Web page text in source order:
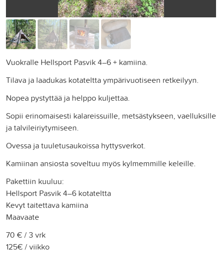
Vuokralle Hellsport Pasvik 4–6 + kamiina.
Tilava ja laadukas kotateltta ympärivuotiseen retkeilyyn.
Nopea pystyttää ja helppo kuljettaa.
Sopii erinomaisesti kalareissuille, metsästykseen, vaelluksille
ja talvileiriytymiseen.
Ovessa ja tuuletusaukoissa hyttysverkot.
Kamiinan ansiosta soveltuu myös kylmemmille keleille.
Pakettiin kuuluu:
Hellsport Pasvik 4–6 kotateltta
Kevyt taitettava kamiina
Maavaate
70 € / 3 vrk
125€ / viikko